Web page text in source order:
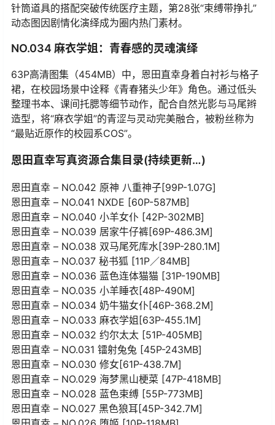
针筒道具的搭配突破传统医疗主题，第28张“束缚带挣扎”
动态图因剧情化演绎成为圈内热门素材。
NO.034 麻衣学姐：青春感的灵魂演绎
63P高清图集（454MB）中，恩田直幸身着白衬衫与格子
裙，在校园场景中诠释《青春猪头少年》角色。通过低头
整理书本、课间托腮等细节动作，配合自然光影与马尾辫
造型，将“麻衣学姐”的青涩与灵动完美融合，被粉丝称为
“最贴近原作的校园系COS”。
恩田直幸写真资源合集目录(持续更新…)
恩田直幸 – NO.042 原神 八重神子[99P-1.07G]
恩田直幸 – NO.041 NXDE [60P-587MB]
恩田直幸 – NO.040 小羊女仆 [42P-302MB]
恩田直幸 – NO.039 居家牛仔裤[69P-486.3M]
恩田直幸 – NO.038 双马尾死库水[39P-280.1M]
恩田直幸 – NO.037 秘书狐 [11P／84MB]
恩田直幸 – NO.036 蓝色连体猫猫 [31P-190MB]
恩田直幸 – NO.035 小羊睡衣[48P-490M]
恩田直幸 – NO.034 奶牛猫女仆[46P-368.2M]
恩田直幸 – NO.033 麻衣学姐[63P-455.1M]
恩田直幸 – NO.032 约尔太太 [51P-405MB]
恩田直幸 – NO.031 镭射兔兔 [45P-243MB]
恩田直幸 – NO.030 修女[61P-438.7M]
恩田直幸 – NO.029 海梦黑山梗菜 [47P-418MB]
恩田直幸 – NO.028 蓝色束缚 [55P-773MB]
恩田直幸 – NO.027 黑色狼耳[45P-342.7M]